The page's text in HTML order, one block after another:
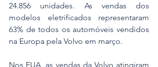
24.856 unidades. As vendas dos
modelos eletrificados representaram
63% de todos os automóveis vendidos
na Europa pela Volvo em março.
Nos EUA, as vendas da Volvo atingiram